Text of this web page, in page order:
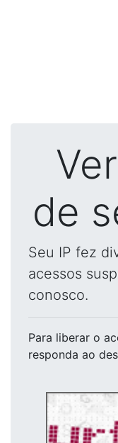
de
Seu IP fez
acessos
conosco.
Para liberar o
responda ao